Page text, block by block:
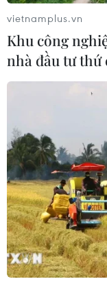
Một người dân
Nguyễn Phú
thương mại phố
vietnamplus.vn
Khu công
nhà đầu tư thứ